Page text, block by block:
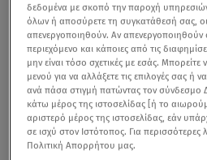
δεδομένα με σκοπό την παροχή
όλων ή αποσύρετε τη συγκατάθεσή σας, οι
απενεργοποιηθούν. Αν απενεργοποιηθούν
περιεχόμενο και κάποιες από τις
μην είναι τόσο σχετικές με εσάς.
μενού για να αλλάξετε τις επιλογές σας ή
ανά πάσα στιγμή πατώντας τον σύνδεσμο
κάτω μέρος της ιστοσελίδας [ή το
αριστερό μέρος της ιστοσελίδας, εάν
σε ισχύ στον Ιστότοπος. Για περισσότερες
Πολιτική Απορρήτου μας.